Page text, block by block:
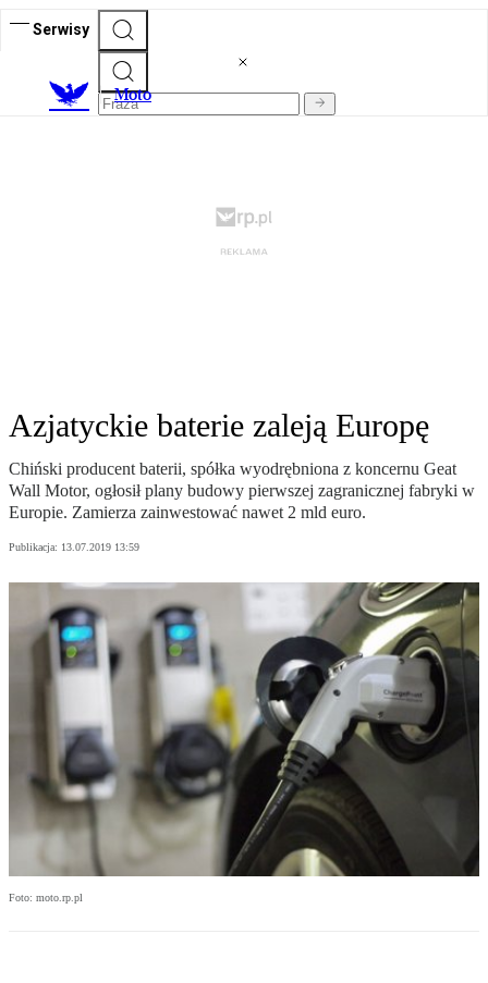
Serwisy
Moto
Azjatyckie baterie zaleją Europę
Chiński producent baterii, spółka wyodrębniona z koncernu Geat
Wall Motor, ogłosił plany budowy pierwszej zagranicznej fabryki w
Europie. Zamierza zainwestować nawet 2 mld euro.
Publikacja: 13.07.2019 13:59
Foto: moto.rp.pl